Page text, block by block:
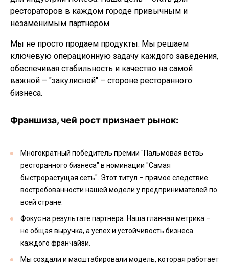
рестораторов в каждом городе привычным и
незаменимым партнером.
Мы не просто продаем продукты. Мы решаем
ключевую операционную задачу каждого заведения,
обеспечивая стабильность и качество на самой
важной – "закулисной" – стороне ресторанного
бизнеса.
Франшиза, чей рост признает рынок:
Многократный победитель премии "Пальмовая ветвь
ресторанного бизнеса" в номинации "Самая
быстрорастущая сеть". Этот титул – прямое следствие
востребованности нашей модели у предпринимателей по
всей стране.
Фокус на результате партнера. Наша главная метрика –
не общая выручка, а успех и устойчивость бизнеса
каждого франчайзи.
Мы создали и масштабировали модель, которая работает